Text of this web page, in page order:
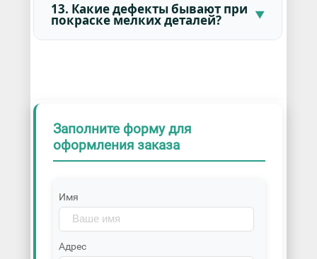
13. Какие дефекты бывают при
покраске мелких деталей?
Заполните форму для
оформления заказа
Имя
Адрес